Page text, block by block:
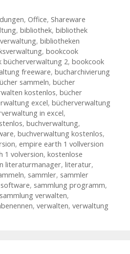
, Office, Shareware
, bibliothek, bibliothek
, bibliotheken
, bookcook
bücherverwaltung 2, bookcook
freeware, bucharchivierung
sammeln, bücher
kostenlos, bücher
excel, bücherverwaltung
in excel,
, buchverwaltung,
, buchverwaltung kostenlos,
, empire earth 1 vollversion
1 volversion, kostenlose
literaturmanager, literatur,
, sammler, sammler
, sammlung programm,
sammlung verwalten,
, verwalten, verwaltung